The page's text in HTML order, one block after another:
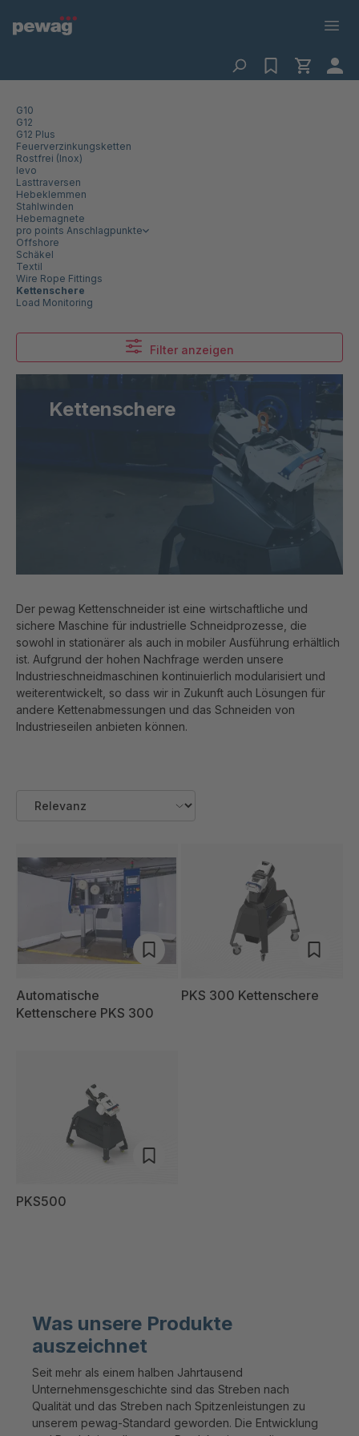
G10
G12
G12 Plus
Feuerverzinkungsketten
Rostfrei (Inox)
levo
Lasttraversen
Hebeklemmen
Stahlwinden
Hebemagnete
pro points Anschlagpunkte
Offshore
Schäkel
Textil
Wire Rope Fittings
Kettenschere
Load Monitoring
Filter anzeigen
Kettenschere
Der pewag Kettenschneider ist eine wirtschaftliche und
sichere Maschine für industrielle Schneidprozesse, die
sowohl in stationärer als auch in mobiler Ausführung erhältlich
ist. Aufgrund der hohen Nachfrage werden unsere
Industrieschneidmaschinen kontinuierlich modularisiert und
weiterentwickelt, so dass wir in Zukunft auch Lösungen für
andere Kettenabmessungen und das Schneiden von
Industrieseilen anbieten können.
Automatische
Kettenschere PKS 300
PKS 300 Kettenschere
PKS500
Was unsere Produkte
auszeichnet
Seit mehr als einem halben Jahrtausend
Unternehmensgeschichte sind das Streben nach
Qualität und das Streben nach Spitzenleistungen zu
unserem pewag-Standard geworden. Die Entwicklung